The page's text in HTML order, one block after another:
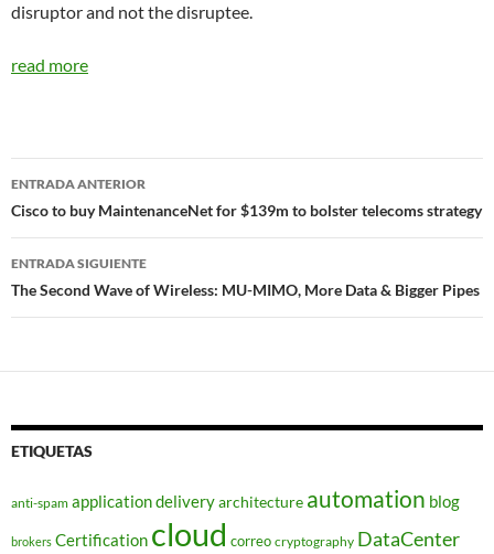
disruptor and not the disruptee.
read more
Navegador
de
entradas
ENTRADA ANTERIOR
Cisco to buy MaintenanceNet for $139m to bolster telecoms strategy
ENTRADA SIGUIENTE
The Second Wave of Wireless: MU-MIMO, More Data & Bigger Pipes
ETIQUETAS
anti-spam application deliveryarchitecture automation blog
brokers Certification cloud correo cryptography DataCenter